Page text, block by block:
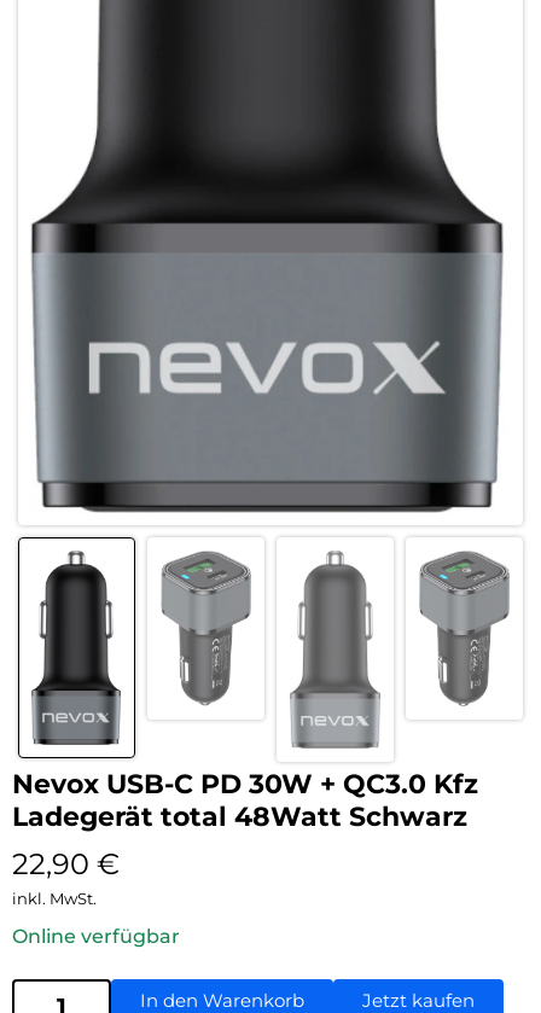
Nevox USB-C PD 30W + QC3.0 Kfz
Ladegerät total 48Watt Schwarz
22,90 €
inkl. MwSt.
Online verfügbar
In den Warenkorb Jetzt kaufen